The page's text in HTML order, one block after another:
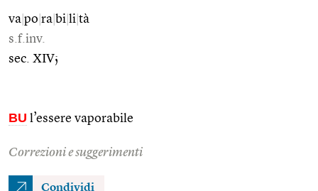
va po ra bi li tà
s.f.inv.
sec. XIV;
BU l’essere vaporabile
Correzioni e suggerimenti
Condividi